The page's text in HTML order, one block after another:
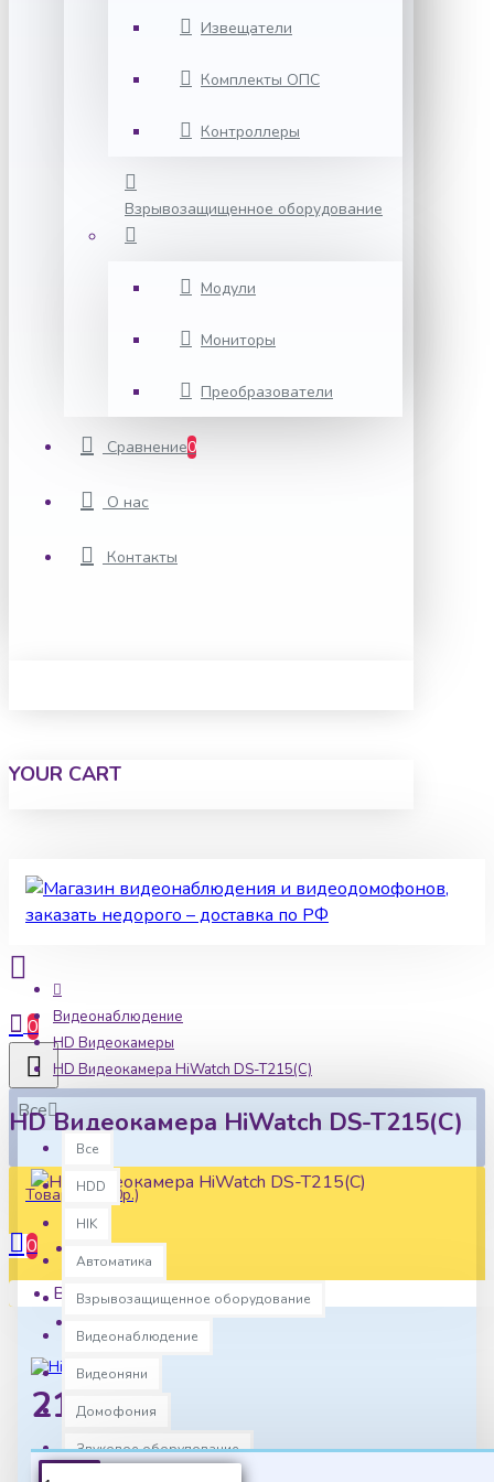
Извещатели
Комплекты ОПС
Контроллеры
Взрывозащищенное оборудование
Модули
Мониторы
Преобразователи
Сравнение0
О нас
Контакты
YOUR CART
0
Все
Все
HDD
HIK
Автоматика
Взрывозащищенное оборудование
Видеонаблюдение
Видеоняни
Домофония
Звуковое оборудование
Товаров: 0 (0р.)
0
Ваша корзина пуста!
Видеонаблюдение
HD Видеокамеры
HD Видеокамера HiWatch DS-T215(C)
HD Видеокамера HiWatch DS-T215(C)
21720р.
Наличие:
В наличии